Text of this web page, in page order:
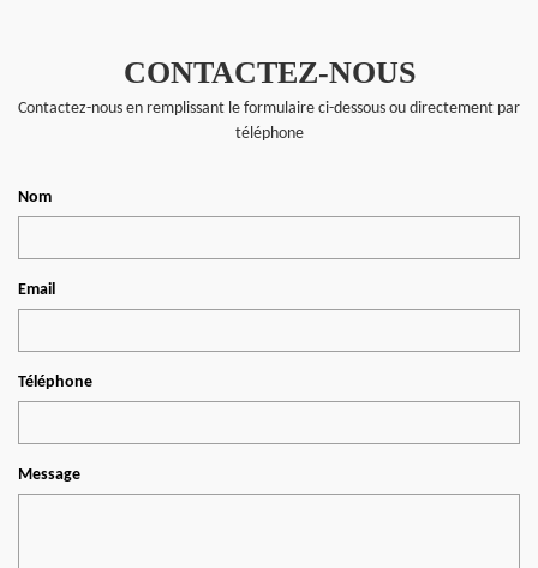
CONTACTEZ-NOUS
Contactez-nous en remplissant le formulaire ci-dessous ou directement par
téléphone
Nom
Email
Téléphone
Message